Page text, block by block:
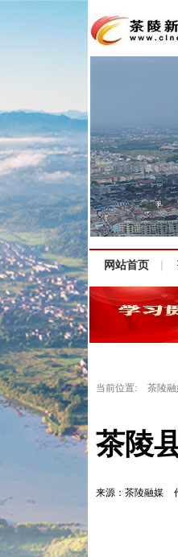
网站首页
当前位置: 茶陵融
茶陵
来源：茶陵融媒